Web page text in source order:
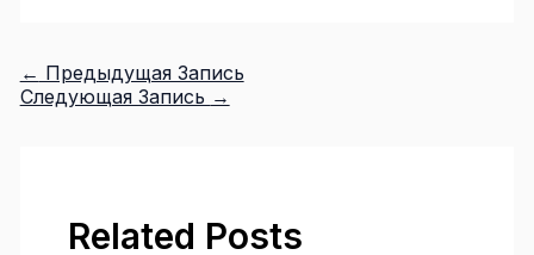
← Предыдущая Запись
Следующая Запись →
Related Posts